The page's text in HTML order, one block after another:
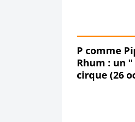
P comme Pipo et R comme
Rhum : un " duo-monument " du